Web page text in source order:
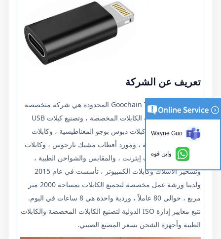
تعريف عن الشركة
شركة Goochain Technology المحدودة هي شركة متخصصة
في تصنيع مجموعات الكابلات المخصصة ، وتصنيع كبلات USB
المخصصة ، ومصنع كبلات دبوس بوجو المغناطيسية ، وكابلات
تخطيط القلب الطبية ، ومورد أقطاب مشبك تارجوس ، وكابلات
تمديد USB ، وكابلات إيثرنت ، والمقابس والشواحن الطبية ،
وتسخير الأسلاك وكابلات الكمبيوتر ، تأسست في عام 2015
ولدينا ورشة عمل مخصصة لتجميع الكابلات بمساحة 2000 متر
مربع ، حوالي 80 عاملاً ، وردية واحدة هي 8 ساعات في اليوم.
نتبع معايير إدارة ISO الدولية لتصنيع الكابلات المخصصة والكابلات
الطبية وأجهزة الشحن بسعر المصنع الصيني.
Wayne Guo
واين قوه